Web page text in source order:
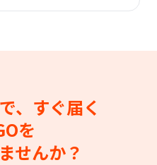
、すぐ届く
を
せんか？